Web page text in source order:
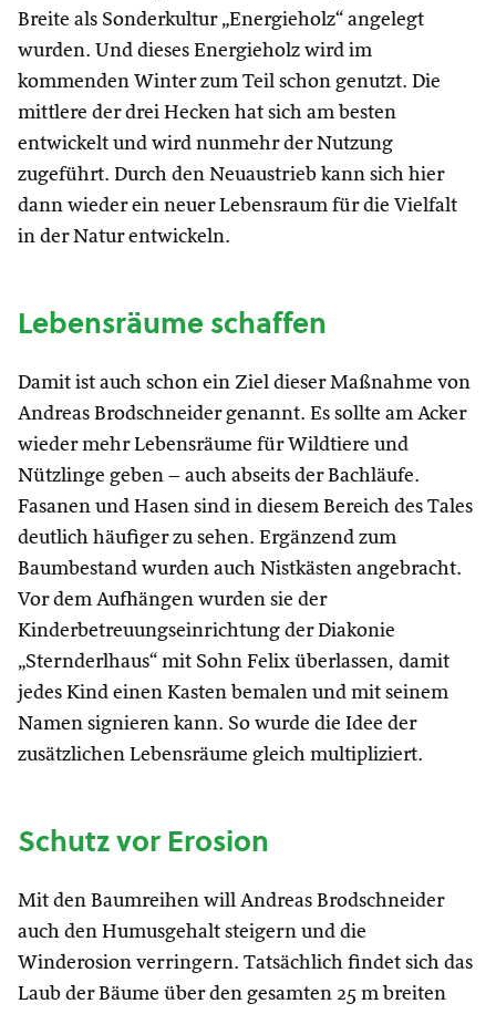
Breite als Sonderkultur „Energieholz“ angelegt
wurden. Und dieses Energieholz wird im
kommenden Winter zum Teil schon genutzt. Die
mittlere der drei Hecken hat sich am besten
entwickelt und wird nunmehr der Nutzung
zugeführt. Durch den Neuaustrieb kann sich hier
dann wieder ein neuer Lebensraum für die Vielfalt
in der Natur entwickeln.
Lebensräume schaffen
Damit ist auch schon ein Ziel dieser Maßnahme von
Andreas Brodschneider genannt. Es sollte am Acker
wieder mehr Lebensräume für Wildtiere und
Nützlinge geben – auch abseits der Bachläufe.
Fasanen und Hasen sind in diesem Bereich des Tales
deutlich häufiger zu sehen. Ergänzend zum
Baumbestand wurden auch Nistkästen angebracht.
Vor dem Aufhängen wurden sie der
Kinderbetreuungseinrichtung der Diakonie
„Sternderlhaus“ mit Sohn Felix überlassen, damit
jedes Kind einen Kasten bemalen und mit seinem
Namen signieren kann. So wurde die Idee der
zusätzlichen Lebensräume gleich multipliziert.
Schutz vor Erosion
Mit den Baumreihen will Andreas Brodschneider
auch den Humusgehalt steigern und die
Winderosion verringern. Tatsächlich findet sich das
Laub der Bäume über den gesamten 25 m breiten